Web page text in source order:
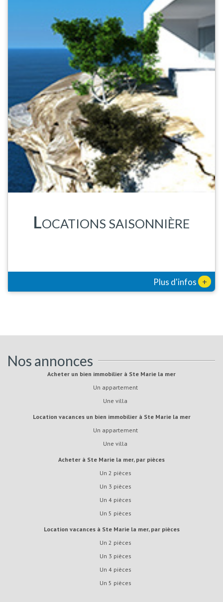
LOCATIONS SAISONNIÈRE
Plus d'infos +
Nos annonces
Acheter un bien immobilier à Ste Marie la mer
Un appartement
Une villa
Location vacances un bien immobilier à Ste Marie la mer
Un appartement
Une villa
Acheter à Ste Marie la mer, par pièces
Un 2 pièces
Un 3 pièces
Un 4 pièces
Un 5 pièces
Location vacances à Ste Marie la mer, par pièces
Un 2 pièces
Un 3 pièces
Un 4 pièces
Un 5 pièces